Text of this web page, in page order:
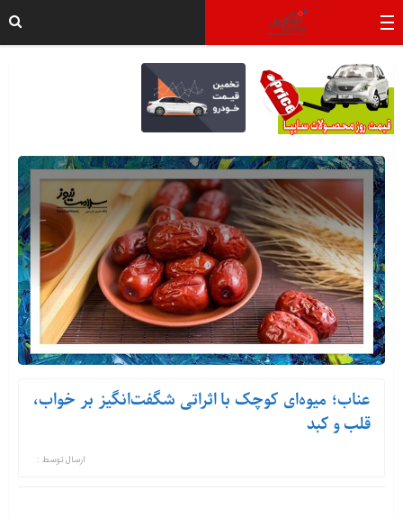
عناب؛ میوه‌ای کوچک با اثراتی شگفت‌انگیز بر خواب،
قلب و کبد
ارسال توسط :